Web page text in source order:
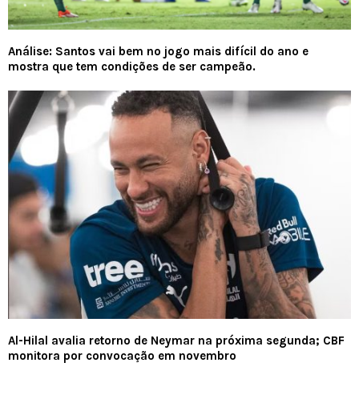
Análise: Santos vai bem no jogo mais difícil do ano e
mostra que tem condições de ser campeão.
Al-Hilal avalia retorno de Neymar na próxima segunda; CBF
monitora por convocação em novembro